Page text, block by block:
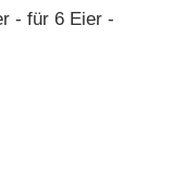
- für 6 Eier -